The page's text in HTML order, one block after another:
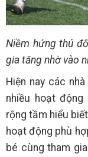
Niềm hứng thú
gia tăng nhờ vào
Hiện nay các
nhiều hoạt
rộng tầm hiểu
hoạt động phù
bé cùng tham